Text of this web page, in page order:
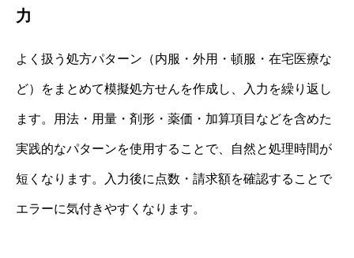
力
よく扱う処方パターン（内服・外用・頓服・在宅医療な
ど）をまとめて模擬処方せんを作成し、入力を繰り返し
ます。用法・用量・剤形・薬価・加算項目などを含めた
実践的なパターンを使用することで、自然と処理時間が
短くなります。入力後に点数・請求額を確認することで
エラーに気付きやすくなります。